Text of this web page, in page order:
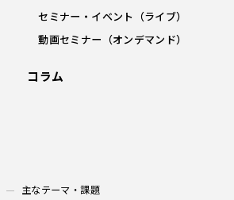
主なテーマ・課題
セミナー・イベント（ライブ）
動画セミナー（オンデマンド）
コラム